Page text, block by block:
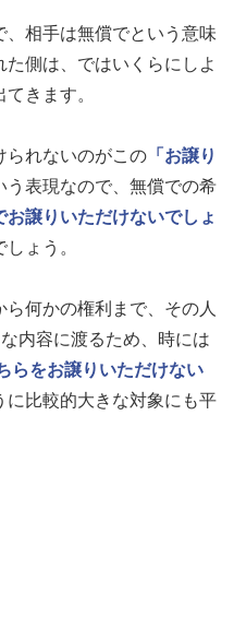
、相手は無償でという意味
側は、ではいくらにしよ
きます。
られないのがこの 「お譲り
う表現なので、無償での希
お譲りいただけないでしょ
ょう。
何かの権利まで、その人
内容に渡るため、時には
らをお譲りいただけない
に比較的大きな対象にも平